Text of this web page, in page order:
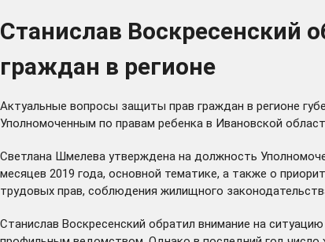
Станислав Воскресенский
граждан в регионе
Актуальные вопросы защиты прав граждан в регионе
Уполномоченным по правам ребенка в Ивановской
Светлана Шмелева утверждена на должность
месяцев 2019 года, основной тематике, а также о
трудовых прав, соблюдения жилищного
Станислав Воскресенский обратил внимание на